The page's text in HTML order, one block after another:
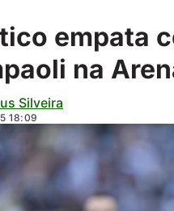
empata
na
Silveira
18:09